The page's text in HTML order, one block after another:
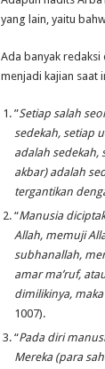
yang lain, yaitu
Ada banyak redaksi
menjadi kajian saat
”Setiap salah
sedekah, setiap
adalah sedekah,
akbar) adalah
tergantikan
“Manusia
Allah, memuji
subhanallah,
amar ma’ruf,
dimilikinya,
1007).
“Pada diri
Mereka (para